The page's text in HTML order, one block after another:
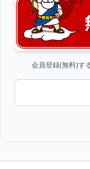
会員登録(無料)す